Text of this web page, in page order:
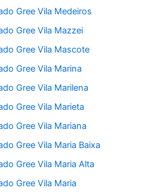
Gree Vila Medeiros
Gree Vila Mazzei
Gree Vila Mascote
Gree Vila Marina
Gree Vila Marilena
Gree Vila Marieta
Gree Vila Mariana
Gree Vila Maria Baixa
Gree Vila Maria Alta
Gree Vila Maria